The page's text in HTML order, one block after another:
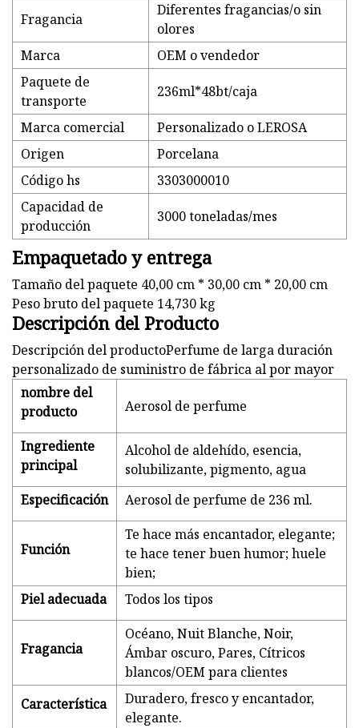
Fragancia
Diferentes fragancias/o sin
olores
Marca
OEM o vendedor
Paquete de
transporte
236ml*48bt/caja
Marca comercial
Personalizado o LEROSA
Origen
Porcelana
Código hs
3303000010
Capacidad de
producción
3000 toneladas/mes
Empaquetado y entrega
Tamaño del paquete 40,00 cm * 30,00 cm * 20,00 cm
Peso bruto del paquete 14,730 kg
Descripción del Producto
Descripción del productoPerfume de larga duración
personalizado de suministro de fábrica al por mayor
nombre del
producto
Aerosol de perfume
Ingrediente
principal
Alcohol de aldehído, esencia,
solubilizante, pigmento, agua
Especificación
Aerosol de perfume de 236 ml.
Función
Te hace más encantador, elegante;
te hace tener buen humor; huele
bien;
Piel adecuada
Todos los tipos
Fragancia
Océano, Nuit Blanche, Noir,
Ámbar oscuro, Pares, Cítricos
blancos/OEM para clientes
Característica
Duradero, fresco y encantador,
elegante.